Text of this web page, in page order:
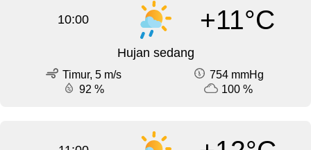
10:00 +11°C
Hujan sedang
Timur, 5 m/s
754 mmHg
92 %
100 %